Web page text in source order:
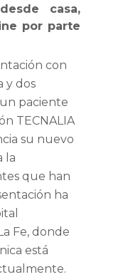
casa,
por parte
TECNALIA
su nuevo
la
que han
ha
Fe, donde
está